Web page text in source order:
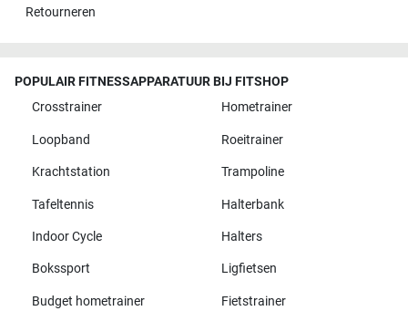
Retourneren
POPULAIR FITNESSAPPARATUUR BIJ FITSHOP
Crosstrainer
Hometrainer
Loopband Roeitrainer
Krachtstation Trampoline
Tafeltennis Halterbank
Indoor Cycle Halters
Bokssport Ligfietsen
Budget hometrainer Fietstrainer